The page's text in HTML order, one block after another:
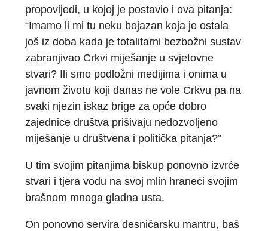
propovijedi, u kojoj je postavio i ova pitanja:
“Imamo li mi tu neku bojazan koja je ostala
još iz doba kada je totalitarni bezbožni sustav
zabranjivao Crkvi miješanje u svjetovne
stvari? Ili smo podložni medijima i onima u
javnom životu koji danas ne vole Crkvu pa na
svaki njezin iskaz brige za opće dobro
zajednice društva prišivaju nedozvoljeno
miješanje u društvena i politička pitanja?”
U tim svojim pitanjima biskup ponovno izvrće
stvari i tjera vodu na svoj mlin hraneći svojim
brašnom mnoga gladna usta.
On ponovno servira desničarsku mantru, baš